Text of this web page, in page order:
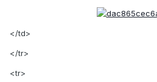
</td>
</tr>
<tr>